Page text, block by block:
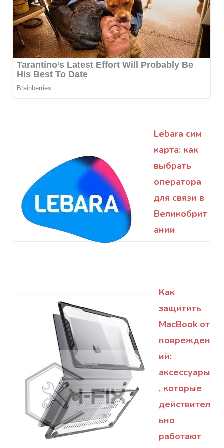
Lebara сим
карта: как
выбрать
оператора
для связи в
Великобрит
ании
Как
защитить
MacBook от
поврежден
ий:
аксессуары
, которые
действител
ьно
работают